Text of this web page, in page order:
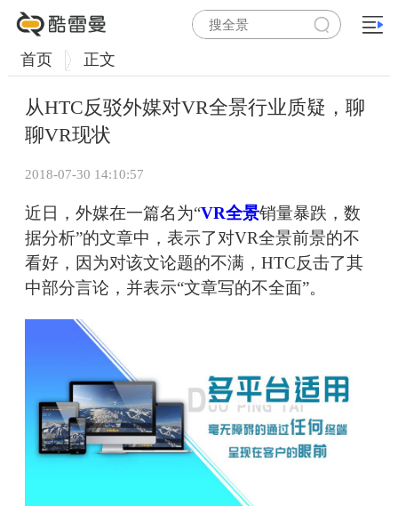
首页 正文
从HTC反驳外媒对VR全景行业质疑，聊
聊VR现状
2018-07-30 14:10:57
近日，外媒在一篇名为“VR全景销量暴跌，数
据分析”的文章中，表示了对VR全景前景的不
看好，因为对该文论题的不满，HTC反击了其
中部分言论，并表示“文章写的不全面”。